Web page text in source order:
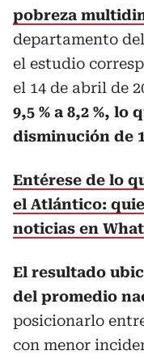
pobreza
departamento
el estudio
el 14 de abril de
9,5 % a 8,2 %, lo
disminución de
Entérese de lo
el Atlántico:
noticias en
El resultado
del promedio
posicionarlo
con menor